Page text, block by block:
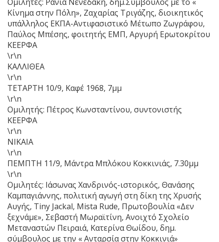
Κίνημα στην Πόλη», Ζαχαρίας Τριγάζης, διοικητικός
υπάλληλος ΕΚΠΑ-Αντιφασιστικό Μέτωπο Ζωγράφου,
Παύλος Μπέσης, φοιτητής ΕΜΠ, Αργυρή Ερωτοκρίτου
ΚΕΕΡΦΑ
\r\n
ΚΑΛΛΙΘΕΑ
\r\n
ΤΕΤΑΡΤΗ 10/9, Καφέ 1968, 7μμ
\r\n
Ομιλητής: Πέτρος Κωνσταντίνου, συντονιστής
ΚΕΕΡΦΑ
\r\n
ΝΙΚΑΙΑ
\r\n
ΠΕΜΠΤΗ 11/9, Μάντρα Μπλόκου Κοκκινιάς, 7.30μμ
\r\n
Ομιλητές: Ιάσωνας Χανδρινός-ιστορικός, Θανάσης
Καμπαγιάννης, πολιτική αγωγή στη δίκη της Χρυσής
Αυγής, Τiny Jackal, Mista Rude, Πρωτοβουλία «Δεν
ξεχνάμε», Σεβαστή Μωραϊτίνη, Ανοιχτό Σχολείο
Μεταναστών Πειραιά, Κατερίνα Θωίδου, δημ.
σύμβουλος με την « Ανταρσία στην Κοκκινιά»